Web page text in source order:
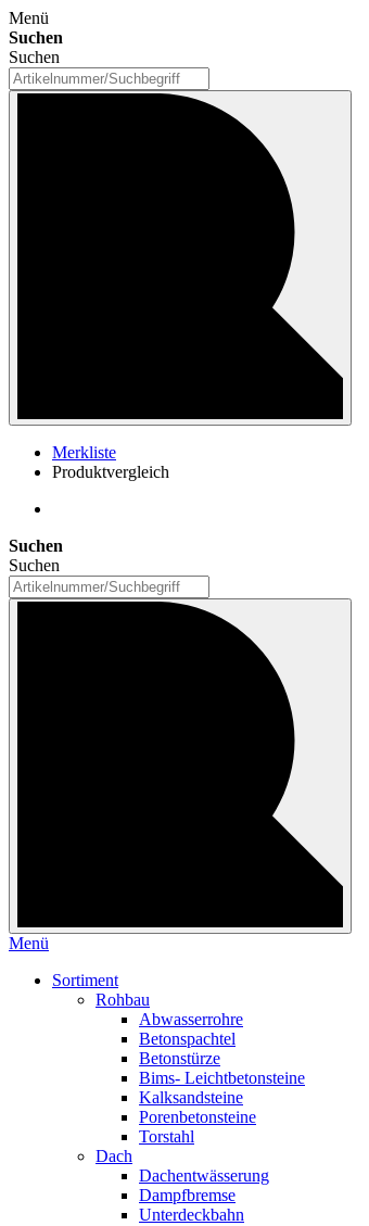
Menü
Suchen
Suchen
Merkliste
Produktvergleich
Suchen
Suchen
Menü
Sortiment
Rohbau
Abwasserrohre
Betonspachtel
Betonstürze
Bims- Leichtbetonsteine
Kalksandsteine
Porenbetonsteine
Torstahl
Dach
Dachentwässerung
Dampfbremse
Unterdeckbahn